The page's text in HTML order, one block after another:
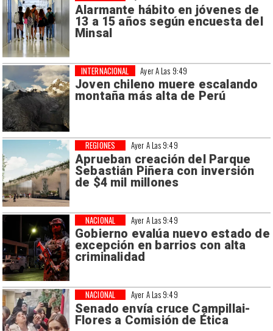
Alarmante hábito en jóvenes de
13 a 15 años según encuesta del
Minsal
Ayer A Las 9:49
Joven chileno muere escalando
montaña más alta de Perú
INTERNACIONAL
Ayer A Las 9:49
Aprueban creación del Parque
Sebastián Piñera con inversión
de $4 mil millones
REGIONES
Ayer A Las 9:49
Gobierno evalúa nuevo estado de
excepción en barrios con alta
criminalidad
NACIONAL
Ayer A Las 9:49
Senado envía cruce Campillai-
Flores a Comisión de Ética
NACIONAL